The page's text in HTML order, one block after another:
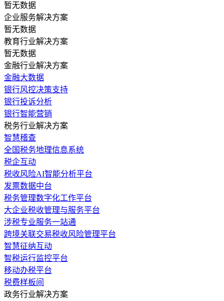
暂无数据
企业服务解决方案
暂无数据
教育行业解决方案
暂无数据
金融行业解决方案
金融大数据
银行风控决策支持
银行投诉分析
银行智能营销
税务行业解决方案
智慧稽查
全国税务地理信息系统
税企互动
税收风险AI智能分析平台
发票数据中台
税务管理数字化工作平台
大企业税收管理与服务平台
涉税专业服务一站通
跨境关联交易税收风险管理平台
智慧征纳互动
智税运行监控平台
移动办税平台
税费样板间
政务行业解决方案